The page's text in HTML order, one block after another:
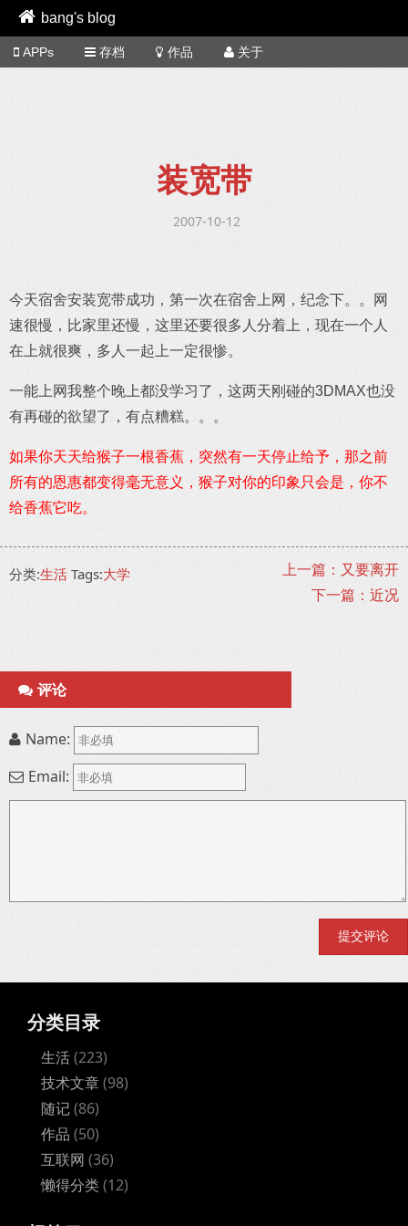
bang's blog
APPs 存档 作品 关于
装宽带
2007-10-12
今天宿舍安装宽带成功，第一次在宿舍上网，纪念下。。网
速很慢，比家里还慢，这里还要很多人分着上，现在一个人
在上就很爽，多人一起上一定很惨。
一能上网我整个晚上都没学习了，这两天刚碰的3DMAX也没
有再碰的欲望了，有点糟糕。。。
如果你天天给猴子一根香蕉，突然有一天停止给予，那之前
所有的恩惠都变得毫无意义，猴子对你的印象只会是，你不
给香蕉它吃。
分类:生活 Tags:大学
上一篇：又要离开
下一篇：近况
评论
Name:
Email:
分类目录
生活(223)
技术文章(98)
随记(86)
作品 (50)
互联网 (36)
懒得分类(12)